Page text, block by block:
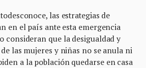
las estrategias de
en el país ante esta emergencia
consideran que la desigualdad y
las mujeres y niñas no se anula ni
a la población quedarse en casa